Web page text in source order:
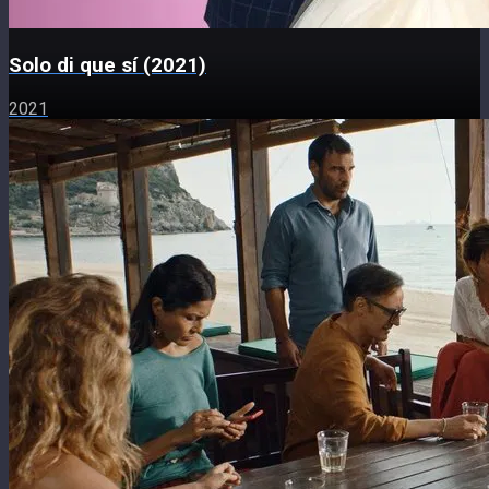
Solo di que sí (2021)
2021